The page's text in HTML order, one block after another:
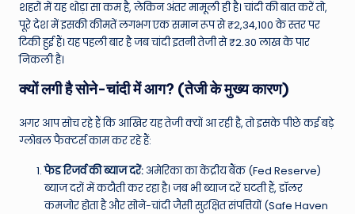
शहरों में यह थोड़ा सा कम है, लेकिन अंतर मामूली ही है। चांदी की बात करें तो,
पूरे देश में इसकी कीमतें लगभग एक समान रूप से ₹2,34,100 के स्तर पर
टिकी हुई हैं। यह पहली बार है जब चांदी इतनी तेजी से ₹2.30 लाख के पार
निकली है।
क्यों लगी है सोने-चांदी में आग? (तेजी के मुख्य कारण)
अगर आप सोच रहे हैं कि आखिर यह तेजी क्यों आ रही है, तो इसके पीछे कई बड़े
ग्लोबल फैक्टर्स काम कर रहे हैं:
फेड रिजर्व की ब्याज दरें: अमेरिका का केंद्रीय बैंक (Fed Reserve)
ब्याज दरों में कटौती कर रहा है। जब भी ब्याज दरें घटती हैं, डॉलर
कमजोर होता है और सोने-चांदी जैसी सुरक्षित संपत्तियों (Safe Haven